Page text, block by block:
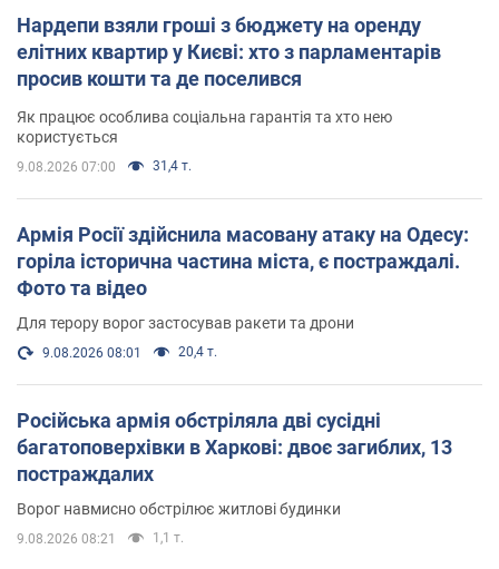
Нардепи взяли гроші з бюджету на оренду
елітних квартир у Києві: хто з парламентарів
просив кошти та де поселився
Як працює особлива соціальна гарантія та хто нею
користується
9.08.2026 07:00 31,4 т.
Армія Росії здійснила масовану атаку на Одесу:
горіла історична частина міста, є постраждалі.
Фото та відео
Для терору ворог застосував ракети та дрони
9.08.2026 08:01 20,4 т.
Російська армія обстріляла дві сусідні
багатоповерхівки в Харкові: двоє загиблих, 13
постраждалих
Ворог навмисно обстрілює житлові будинки
9.08.2026 08:21 1,1 т.